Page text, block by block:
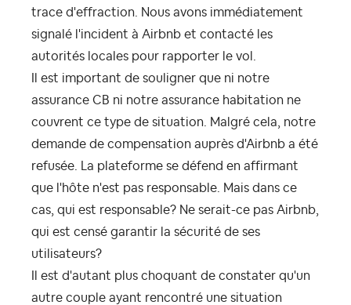
trace d'effraction. Nous avons immédiatement
signalé l'incident à Airbnb et contacté les
autorités locales pour rapporter le vol.
Il est important de souligner que ni notre
assurance CB ni notre assurance habitation ne
couvrent ce type de situation. Malgré cela, notre
demande de compensation auprès d'Airbnb a été
refusée. La plateforme se défend en affirmant
que l'hôte n'est pas responsable. Mais dans ce
cas, qui est responsable? Ne serait-ce pas Airbnb,
qui est censé garantir la sécurité de ses
utilisateurs?
Il est d'autant plus choquant de constater qu'un
autre couple ayant rencontré une situation